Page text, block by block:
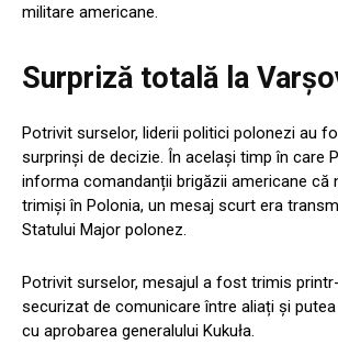
militare americane.
Surpriză totală la
Potrivit surselor, liderii politici polonezi au
surprinși de decizie. În același timp în care
informa comandanții brigăzii americane că
trimiși în Polonia, un mesaj scurt era
Statului Major polonez.
Potrivit surselor, mesajul a fost trimis
securizat de comunicare între aliați și
cu aprobarea generalului Kukuła.